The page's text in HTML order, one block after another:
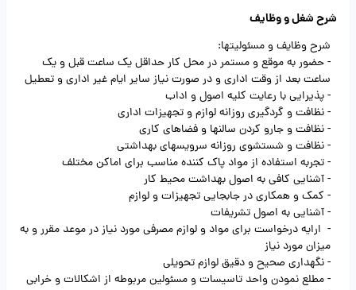
شرح شغل و وظایف
شرح وظایف و مسئولیتها:
- حضور به موقع و مستمر در محل کار حداقل یک ساعت قبل و یک
ساعت بعد از وقت اداری و در صورت نیاز سایر ایام غیر اداری و تعطیل
- پذیرایی با رعایت کلیه اصول و اداب
- نظافت و گردگیری روزانه لوازم و تجهیزات اداری
- نظافت و جارو کردن سالنها و فضاهای کاری
- نظافت و شستشوی روزانه سرویسهای بهداشتی
- تجربه استفاده از مواد پاک کننده مناسب برای اماکن مختلف
- آشنایی کافی به اصول بهداشت محیط کار
- کمک و همکاری در جابجایی تجهیزات و لوازم
- آشنایی به اصول تشریفات
- ارایه درخواست برای مواد و لوازم مصرفی مورد نیاز در موعد مقرر و به
میزان مورد نیاز
- نگهداری صحیح و دقیق لوازم تحویلی
- مطلع نمودن واحد تاسیسات و مسئولین مربوطه از اشکالات و خرابی